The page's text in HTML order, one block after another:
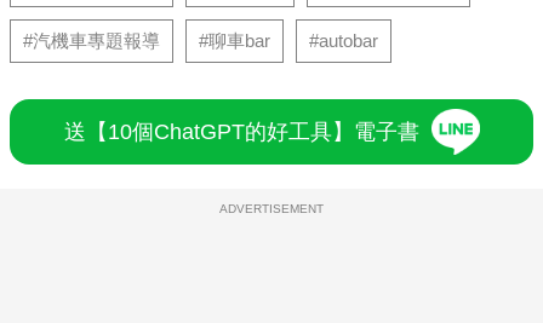
#汽機車專題報導 #聊車bar #autobar
送【10個ChatGPT的好工具】電子書
ADVERTISEMENT